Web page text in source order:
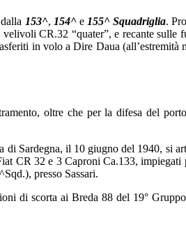
153^, 154^e 155^ Squadriglia.
CR.32 “quater”, e recante
in volo a Dire Daua
oltre che per la difesa del
Sardegna, il 10 giugno del 1940, si
CR 32 e 3 Caproni Ca.133,
presso Sassari.
di scorta ai Breda 88 del 19°